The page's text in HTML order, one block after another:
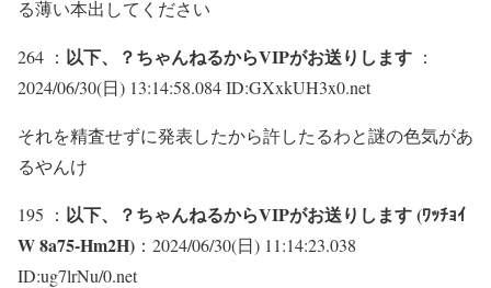
る薄い本出してください
264 ： 以下、？ちゃんねるからVIPがお送りします ：
2024/06/30(日) 13:14:58.084 ID:GXxkUH3x0.net
それを精査せずに発表したから許したるわと謎の色気があ
るやんけ
195 ： 以下、？ちゃんねるからVIPがお送りします (ﾜｯﾁｮｲ
W 8a75-Hm2H) ：2024/06/30(日) 11:14:23.038
ID:ug7lrNu/0.net